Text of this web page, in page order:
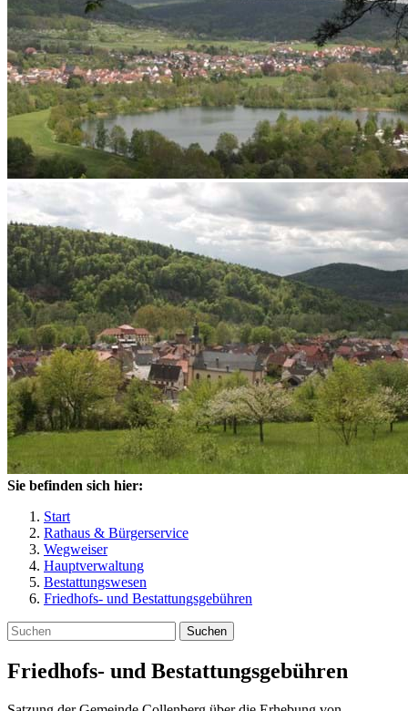
Sie befinden sich hier:
Start
Rathaus & Bürgerservice
Wegweiser
Hauptverwaltung
Bestattungswesen
Friedhofs- und Bestattungsgebühren
Suchen
Friedhofs- und Bestattungsgebühren